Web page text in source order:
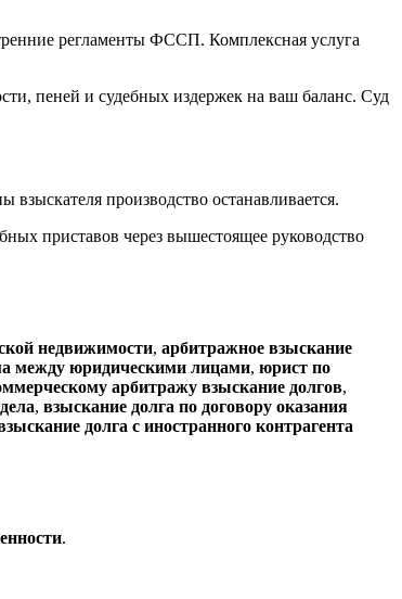
регламенты ФССП. Комплексная услуга
пеней и судебных издержек на ваш баланс. Суд
производство останавливается.
приставов через вышестоящее руководство
недвижимости, арбитражное взыскание
между юридическими лицами, юрист по
арбитражу взыскание долгов,
, взыскание долга по договору оказания
долга с иностранного контрагента
.